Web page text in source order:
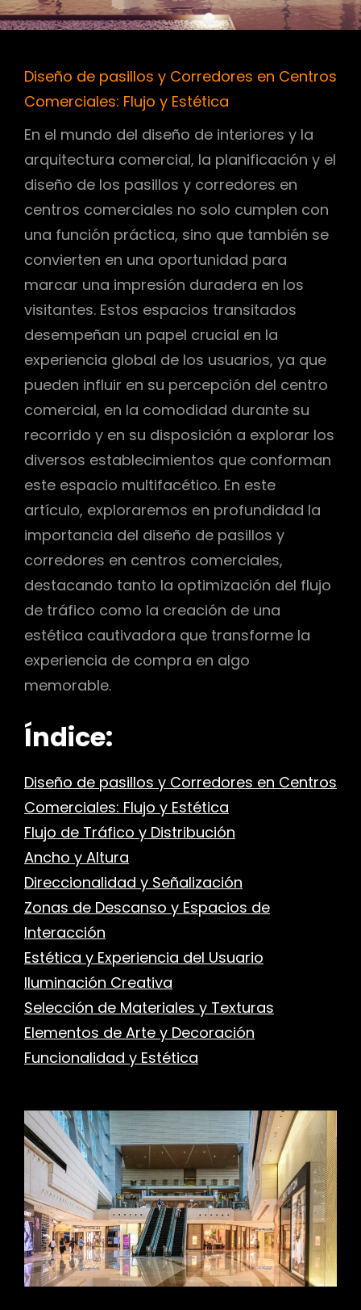
Diseño de pasillos y Corredores en Centros
Comerciales: Flujo y Estética
En el mundo del diseño de interiores y la
arquitectura comercial, la planificación y el
diseño de los pasillos y corredores en
centros comerciales no solo cumplen con
una función práctica, sino que también se
convierten en una oportunidad para
marcar una impresión duradera en los
visitantes. Estos espacios transitados
desempeñan un papel crucial en la
experiencia global de los usuarios, ya que
pueden influir en su percepción del centro
comercial, en la comodidad durante su
recorrido y en su disposición a explorar los
diversos establecimientos que conforman
este espacio multifacético. En este
artículo, exploraremos en profundidad la
importancia del diseño de pasillos y
corredores en centros comerciales,
destacando tanto la optimización del flujo
de tráfico como la creación de una
estética cautivadora que transforme la
experiencia de compra en algo
memorable.
Índice:
Diseño de pasillos y Corredores en Centros
Comerciales: Flujo y Estética
Flujo de Tráfico y Distribución
Ancho y Altura
Direccionalidad y Señalización
Zonas de Descanso y Espacios de
Interacción
Estética y Experiencia del Usuario
Iluminación Creativa
Selección de Materiales y Texturas
Elementos de Arte y Decoración
Funcionalidad y Estética